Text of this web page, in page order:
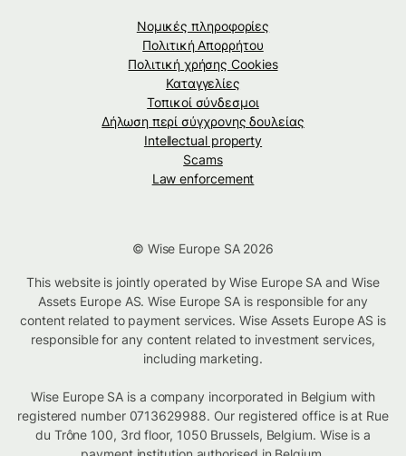
Νομικές πληροφορίες
Πολιτική Απορρήτου
Πολιτική χρήσης Cookies
Καταγγελίες
Τοπικοί σύνδεσμοι
Δήλωση περί σύγχρονης δουλείας
Intellectual property
Scams
Law enforcement
© Wise Europe SA 2026
This website is jointly operated by Wise Europe SA and Wise
Assets Europe AS. Wise Europe SA is responsible for any
content related to payment services. Wise Assets Europe AS is
responsible for any content related to investment services,
including marketing.
Wise Europe SA is a company incorporated in Belgium with
registered number 0713629988. Our registered office is at Rue
du Trône 100, 3rd floor, 1050 Brussels, Belgium. Wise is a